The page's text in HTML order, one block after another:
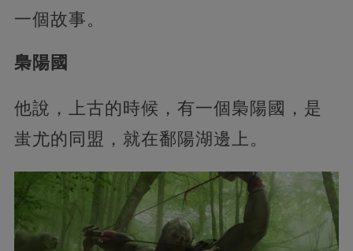
一個故事。
梟陽國
他說，上古的時候，有一個梟陽國，是
蚩尤的同盟，就在鄱陽湖邊上。